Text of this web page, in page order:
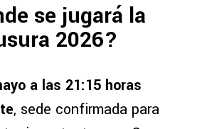
se jugará la
2026?
a las 21:15 horas
, sede confirmada para